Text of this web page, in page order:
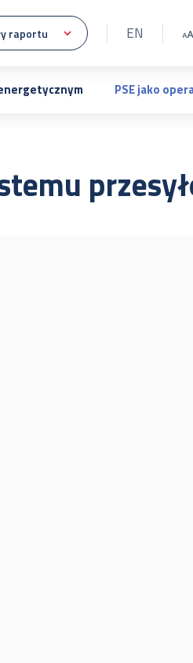
raportu EN
PSE jako